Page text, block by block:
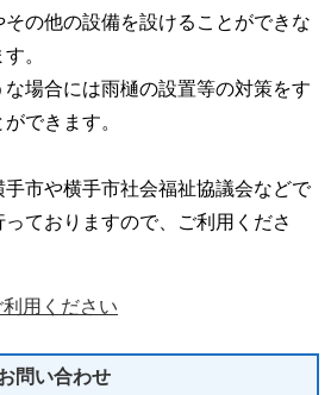
の他の設備を設けることができな
。
場合には雨樋の設置等の対策をす
できます。
市や横手市社会福祉協議会などで
っておりますので、ご利用くださ
用ください
問い合わせ